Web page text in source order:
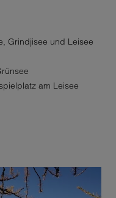
Grindjisee und Leisee
am Leisee